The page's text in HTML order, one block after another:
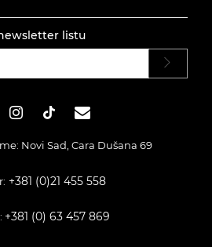
listu
Novi Sad, Cara Dušana 69
+381 (0)21 455 558
+381 (0) 63 457 869